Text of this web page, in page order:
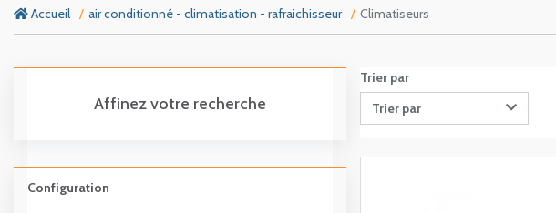
Accueil air conditionné - climatisation - rafraichisseur Climatiseurs
Affinez votre recherche
Configuration
Trier par
Trier par